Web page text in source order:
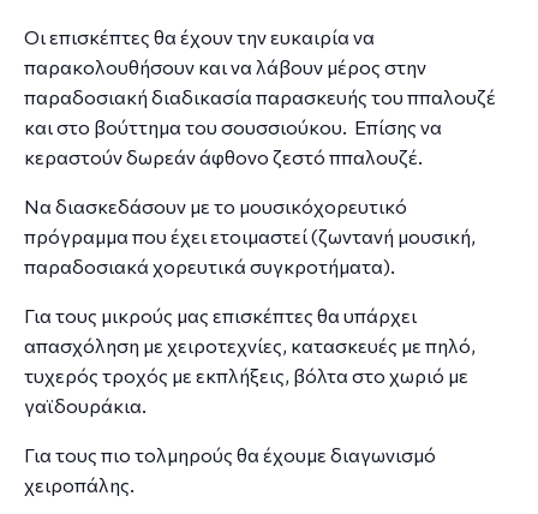
Οι επισκέπτες θα έχουν την ευκαιρία να
παρακολουθήσουν και να λάβουν μέρος στην
παραδοσιακή διαδικασία παρασκευής του ππαλουζέ
και στο βούττημα του σουσσιούκου. Επίσης να
κεραστούν δωρεάν άφθονο ζεστό ππαλουζέ.
Να διασκεδάσουν με το μουσικόχορευτικό
πρόγραμμα που έχει ετοιμαστεί (ζωντανή μουσική,
παραδοσιακά χορευτικά συγκροτήματα).
Για τους μικρούς μας επισκέπτες θα υπάρχει
απασχόληση με χειροτεχνίες, κατασκευές με πηλό,
τυχερός τροχός με εκπλήξεις, βόλτα στο χωριό με
γαϊδουράκια.
Για τους πιο τολμηρούς θα έχουμε διαγωνισμό
χειροπάλης.